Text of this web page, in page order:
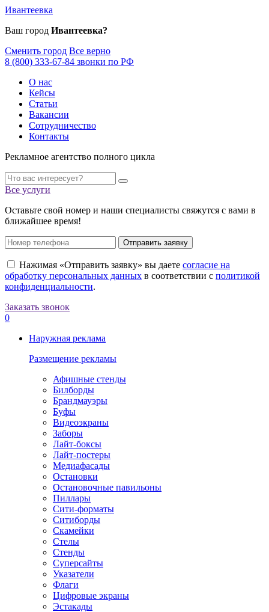
Ивантеевка
Ваш город Ивантеевка?
Сменить город Все верно
8 (800) 333-67-84 звонки по РФ
О нас
Кейсы
Статьи
Вакансии
Сотрудничество
Контакты
Рекламное агентство полного цикла
Все услуги
Оставьте свой номер и наши специалисты свяжутся с вами в
ближайшее время!
Отправить заявку
Нажимая «Отправить заявку» вы даете согласие на
обработку персональных данных в соответствии с политикой
конфиденциальности.
Заказать звонок
0
Наружная реклама
Размещение рекламы
Афишные стенды
Билборды
Брандмауэры
Буфы
Видеоэкраны
Заборы
Лайт-боксы
Лайт-постеры
Медиафасады
Остановки
Остановочные павильоны
Пиллары
Сити-форматы
Ситиборды
Скамейки
Стелы
Стенды
Суперсайты
Указатели
Флаги
Цифровые экраны
Эстакады